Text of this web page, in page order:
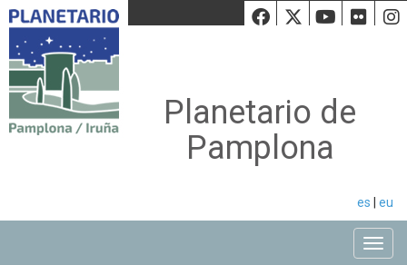
Facebook
Twiiter
Planetario de
Pamplona
es eu